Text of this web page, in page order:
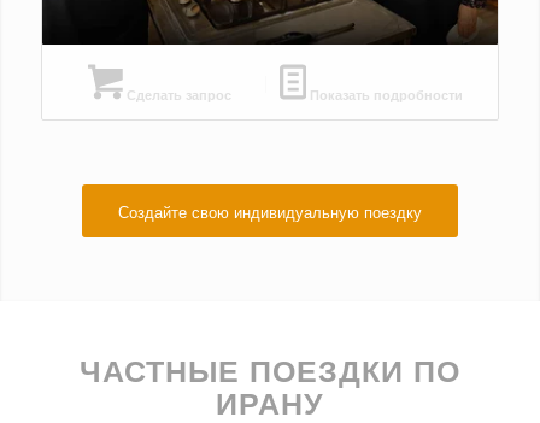
Сделать запрос Показать подробности
Создайте свою индивидуальную поездку
ЧАСТНЫЕ ПОЕЗДКИ ПО
ИРАНУ